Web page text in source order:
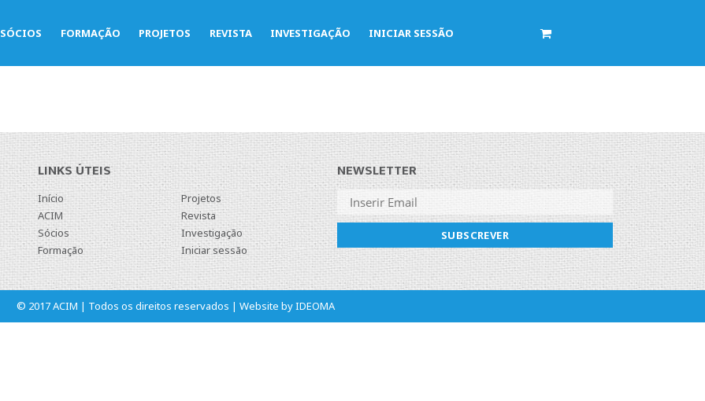
SÓCIOS FORMAÇÃO PROJETOS REVISTA INVESTIGAÇÃO INICIAR SESSÃO
LOGO – ALFASIGMA
LINKS ÚTEIS
Início
ACIM
Sócios
Formação
Projetos
Revista
Investigação
Iniciar sessão
NEWSLETTER
© 2017 ACIM | Todos os direitos reservados | Website byIDEOMA